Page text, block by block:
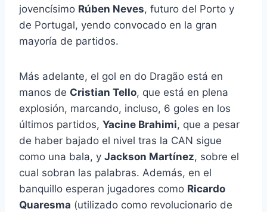
jovencísimo Rúben Neves, futuro del Porto y
de Portugal, yendo convocado en la gran
mayoría de partidos.
Más adelante, el gol en do Dragão está en
manos de Cristian Tello, que está en plena
explosión, marcando, incluso, 6 goles en los
últimos partidos, Yacine Brahimi, que a pesar
de haber bajado el nivel tras la CAN sigue
como una bala, y Jackson Martínez, sobre el
cual sobran las palabras. Además, en el
banquillo esperan jugadores como Ricardo
Quaresma (utilizado como revolucionario de